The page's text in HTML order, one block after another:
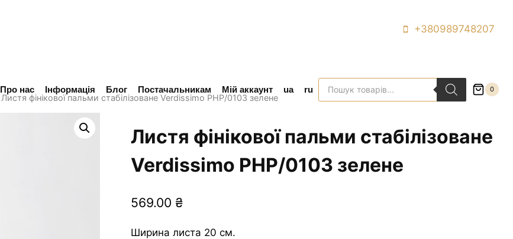
+380989748207
Про нас Інформація Блог Постачальникам Мій аккаунт ua ru
Пошук
товарів
0
Листя фінікової пальми стабілізоване Verdissimo PHP/0103 зелене
Листя фінікової пальми стабілізоване
Verdissimo PHP/0103 зелене
569.00 ₴
Ширина листа 20 см.